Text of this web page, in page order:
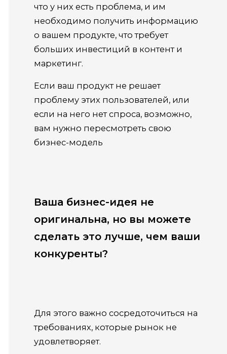
что у них есть проблема, и им
необходимо получить информацию
о вашем продукте, что требует
больших инвестиций в контент и
маркетинг.
Если ваш продукт не решает
проблему этих пользователей, или
если на него нет спроса, возможно,
вам нужно пересмотреть свою
бизнес-модель
Ваша бизнес-идея не
оригинальна, но вы можете
сделать это лучше, чем ваши
конкуренты?
Для этого важно сосредоточиться на
требованиях, которые рынок не
удовлетворяет.